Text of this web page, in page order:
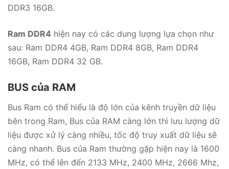
DDR3 16GB.
Ram DDR4 hiện nay có các dung lượng lựa chọn như
sau: Ram DDR4 4GB, Ram DDR4 8GB, Ram DDR4
16GB, Ram DDR4 32 GB.
BUS của RAM
Bus Ram có thể hiểu là độ lớn của kênh truyền dữ liệu
bên trong Ram, Bus của RAM càng lớn thì lưu lượng dữ
liệu được xử lý càng nhiều, tốc độ truy xuất dữ liệu sẽ
càng nhanh. Bus của Ram thường gặp hiện nay là 1600
MHz, có thể lên đến 2133 MHz, 2400 MHz, 2666 Mhz,